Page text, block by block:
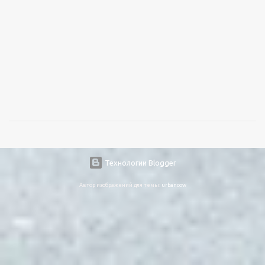
Технологии Blogger
Автор изображений для темы: urbancow